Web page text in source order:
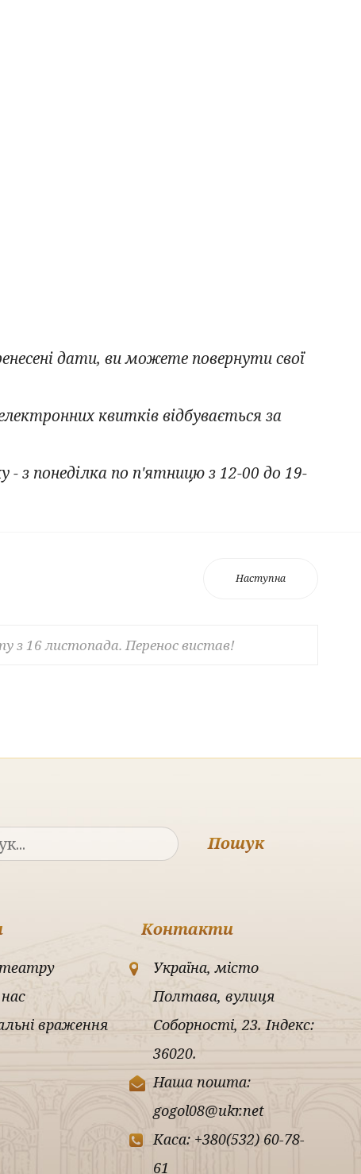
дати, ви можете повернути свої
квитків відбувається за
- з понеділка по п'ятницю з 12-00 до 19-
Наступна
з 16 листопада. Перенос вистав!
Пошук
враження
Контакти
Україна, місто
Полтава, вулиця
Соборності, 23. Індекс:
36020.
Наша пошта:
gogol08@ukr.net
Каса: +380(532) 60-78-
61